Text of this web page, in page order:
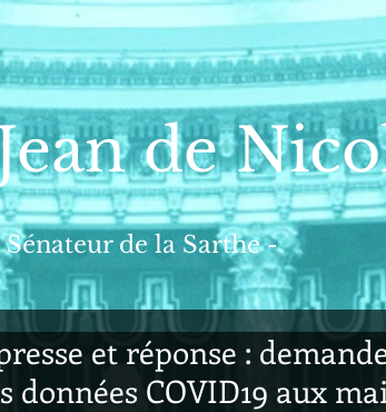
de
de la Sarthe -
et réponse :
données COVID19 aux